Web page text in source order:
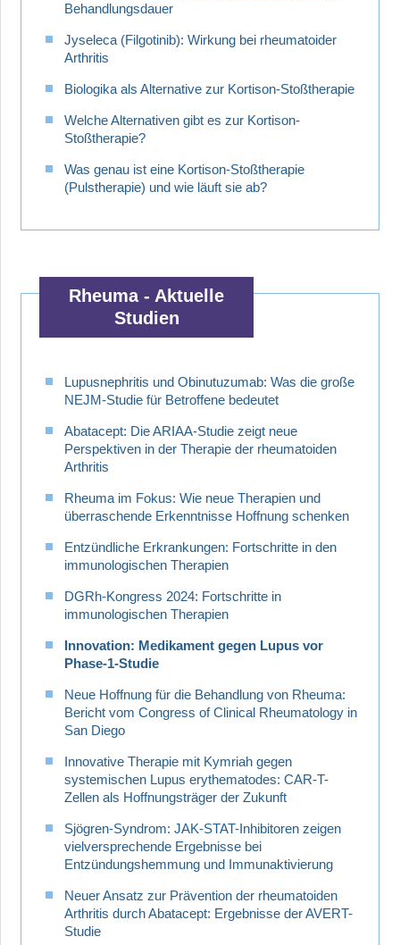
Behandlungsdauer
Jyseleca (Filgotinib): Wirkung bei rheumatoider
Arthritis
Biologika als Alternative zur Kortison-Stoßtherapie
Welche Alternativen gibt es zur Kortison-
Stoßtherapie?
Was genau ist eine Kortison-Stoßtherapie
(Pulstherapie) und wie läuft sie ab?
Rheuma - Aktuelle
Studien
Lupusnephritis und Obinutuzumab: Was die große
NEJM-Studie für Betroffene bedeutet
Abatacept: Die ARIAA-Studie zeigt neue
Perspektiven in der Therapie der rheumatoiden
Arthritis
Rheuma im Fokus: Wie neue Therapien und
überraschende Erkenntnisse Hoffnung schenken
Entzündliche Erkrankungen: Fortschritte in den
immunologischen Therapien
DGRh-Kongress 2024: Fortschritte in
immunologischen Therapien
Innovation: Medikament gegen Lupus vor
Phase-1-Studie
Neue Hoffnung für die Behandlung von Rheuma:
Bericht vom Congress of Clinical Rheumatology in
San Diego
Innovative Therapie mit Kymriah gegen
systemischen Lupus erythematodes: CAR-T-
Zellen als Hoffnungsträger der Zukunft
Sjögren-Syndrom: JAK-STAT-Inhibitoren zeigen
vielversprechende Ergebnisse bei
Entzündungshemmung und Immunaktivierung
Neuer Ansatz zur Prävention der rheumatoiden
Arthritis durch Abatacept: Ergebnisse der AVERT-
Studie